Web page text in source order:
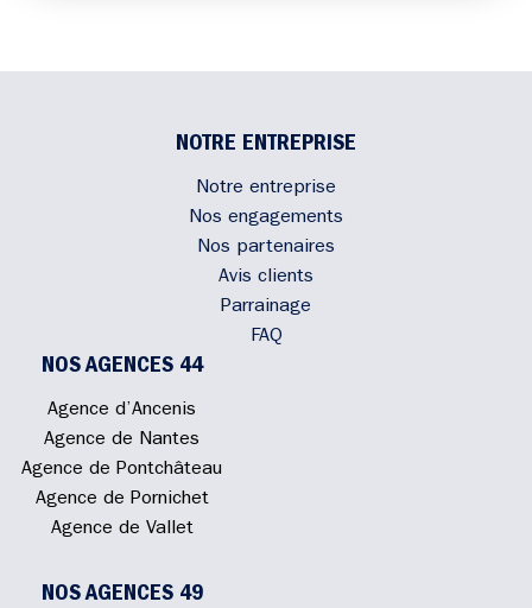
NOTRE ENTREPRISE
Notre entreprise
Nos engagements
Nos partenaires
Avis clients
Parrainage
FAQ
NOS AGENCES 44
Agence d’Ancenis
Agence de Nantes
Agence de Pontchâteau
Agence de Pornichet
Agence de Vallet
NOS AGENCES 49